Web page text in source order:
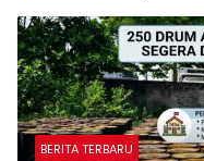
BERITA TERBARU